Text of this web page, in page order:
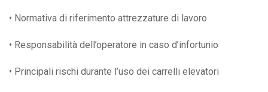
• Normativa di riferimento attrezzature di lavoro
• Responsabilità dell’operatore in caso d’infortunio
• Principali rischi durante l’uso dei carrelli elevatori